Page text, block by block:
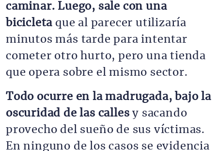
caminar. Luego, sale con una
bicicleta que al parecer utilizaría
minutos más tarde para intentar
cometer otro hurto, pero una tienda
que opera sobre el mismo sector.
Todo ocurre en la madrugada, bajo la
oscuridad de las calles y sacando
provecho del sueño de sus víctimas.
En ninguno de los casos se evidencia